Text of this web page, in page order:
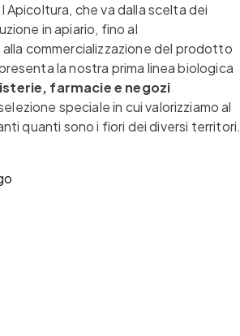
Apicoltura, che va dalla scelta dei
in apiario, fino al
commercializzazione del prodotto
la nostra prima linea biologica
farmacie e negozi
speciale in cui valorizziamo al
quanti sono i fiori dei diversi territori.